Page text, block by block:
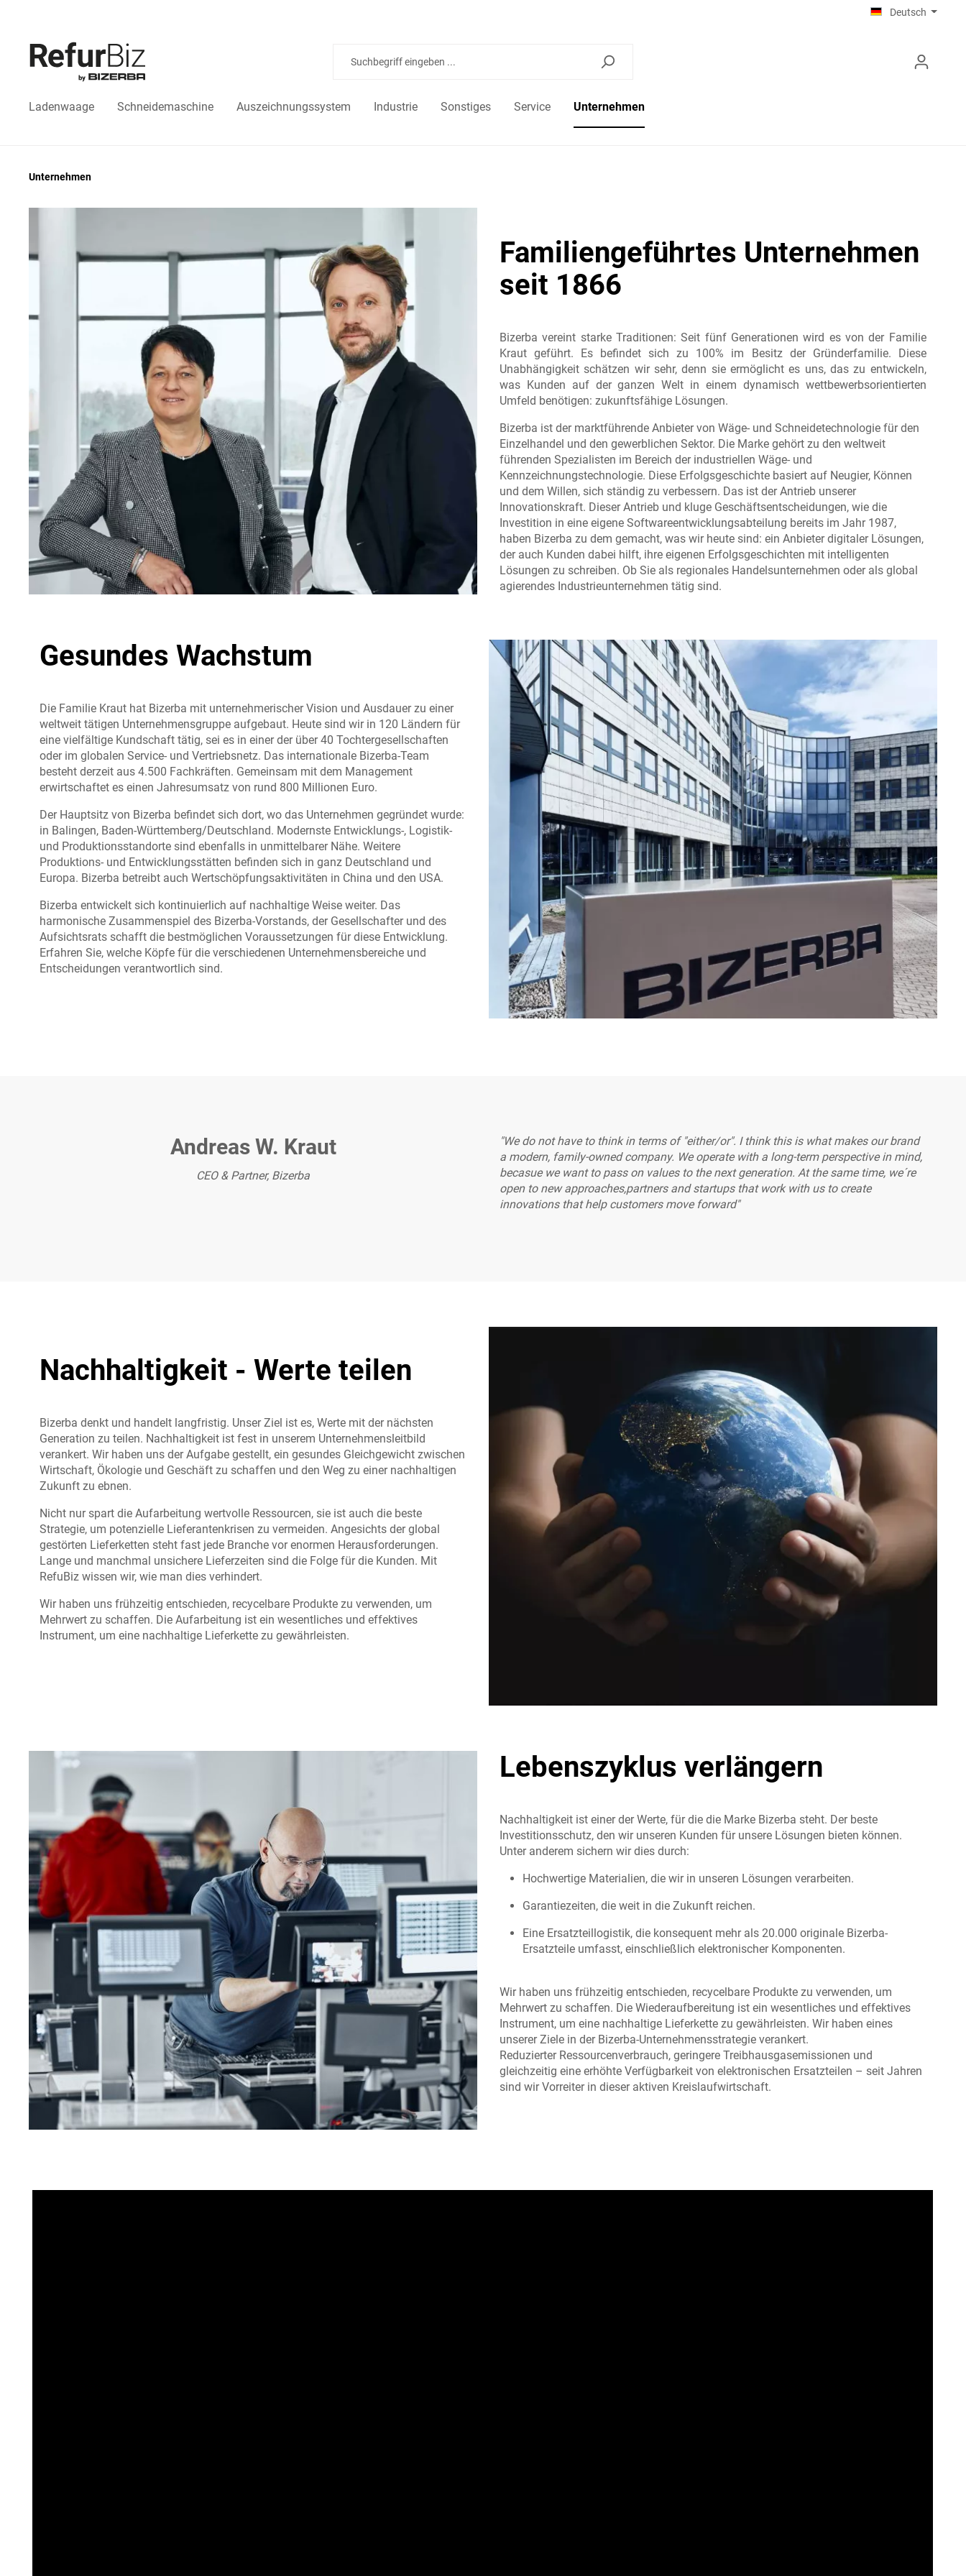
Deutsch
Ladenwaage Schneidemaschine Auszeichnungssystem Industrie Sonstiges Service Unternehmen
Unternehmen
Familiengeführtes Unternehmen
seit 1866
Bizerba vereint starke Traditionen: Seit fünf Generationen wird es von der Familie
Kraut geführt. Es befindet sich zu 100% im Besitz der Gründerfamilie. Diese
Unabhängigkeit schätzen wir sehr, denn sie ermöglicht es uns, das zu entwickeln,
was Kunden auf der ganzen Welt in einem dynamisch wettbewerbsorientierten
Umfeld benötigen: zukunftsfähige Lösungen.
Bizerba ist der marktführende Anbieter von Wäge- und Schneidetechnologie für den
Einzelhandel und den gewerblichen Sektor. Die Marke gehört zu den weltweit
führenden Spezialisten im Bereich der industriellen Wäge- und
Kennzeichnungstechnologie. Diese Erfolgsgeschichte basiert auf Neugier, Können
und dem Willen, sich ständig zu verbessern. Das ist der Antrieb unserer
Innovationskraft. Dieser Antrieb und kluge Geschäftsentscheidungen, wie die
Investition in eine eigene Softwareentwicklungsabteilung bereits im Jahr 1987,
haben Bizerba zu dem gemacht, was wir heute sind: ein Anbieter digitaler Lösungen,
der auch Kunden dabei hilft, ihre eigenen Erfolgsgeschichten mit intelligenten
Lösungen zu schreiben. Ob Sie als regionales Handelsunternehmen oder als global
agierendes Industrieunternehmen tätig sind.
Gesundes Wachstum
Die Familie Kraut hat Bizerba mit unternehmerischer Vision und Ausdauer zu einer
weltweit tätigen Unternehmensgruppe aufgebaut. Heute sind wir in 120 Ländern für
eine vielfältige Kundschaft tätig, sei es in einer der über 40 Tochtergesellschaften
oder im globalen Service- und Vertriebsnetz. Das internationale Bizerba-Team
besteht derzeit aus 4.500 Fachkräften. Gemeinsam mit dem Management
erwirtschaftet es einen Jahresumsatz von rund 800 Millionen Euro.
Der Hauptsitz von Bizerba befindet sich dort, wo das Unternehmen gegründet wurde:
in Balingen, Baden-Württemberg/Deutschland. Modernste Entwicklungs-, Logistik-
und Produktionsstandorte sind ebenfalls in unmittelbarer Nähe. Weitere
Produktions- und Entwicklungsstätten befinden sich in ganz Deutschland und
Europa. Bizerba betreibt auch Wertschöpfungsaktivitäten in China und den USA.
Bizerba entwickelt sich kontinuierlich auf nachhaltige Weise weiter. Das
harmonische Zusammenspiel des Bizerba-Vorstands, der Gesellschafter und des
Aufsichtsrats schafft die bestmöglichen Voraussetzungen für diese Entwicklung.
Erfahren Sie, welche Köpfe für die verschiedenen Unternehmensbereiche und
Entscheidungen verantwortlich sind.
Andreas W. Kraut
CEO & Partner, Bizerba
"We do not have to think in terms of "either/or". I think this is what makes our brand
a modern, family-owned company. We operate with a long-term perspective in mind,
becasue we want to pass on values to the next generation. At the same time, we´re
open to new approaches,partners and startups that work with us to create
innovations that help customers move forward"
Nachhaltigkeit - Werte teilen
Bizerba denkt und handelt langfristig. Unser Ziel ist es, Werte mit der nächsten
Generation zu teilen. Nachhaltigkeit ist fest in unserem Unternehmensleitbild
verankert. Wir haben uns der Aufgabe gestellt, ein gesundes Gleichgewicht zwischen
Wirtschaft, Ökologie und Geschäft zu schaffen und den Weg zu einer nachhaltigen
Zukunft zu ebnen.
Nicht nur spart die Aufarbeitung wertvolle Ressourcen, sie ist auch die beste
Strategie, um potenzielle Lieferantenkrisen zu vermeiden. Angesichts der global
gestörten Lieferketten steht fast jede Branche vor enormen Herausforderungen.
Lange und manchmal unsichere Lieferzeiten sind die Folge für die Kunden. Mit
RefuBiz wissen wir, wie man dies verhindert.
Wir haben uns frühzeitig entschieden, recycelbare Produkte zu verwenden, um
Mehrwert zu schaffen. Die Aufarbeitung ist ein wesentliches und effektives
Instrument, um eine nachhaltige Lieferkette zu gewährleisten.
Lebenszyklus verlängern
Nachhaltigkeit ist einer der Werte, für die die Marke Bizerba steht. Der beste
Investitionsschutz, den wir unseren Kunden für unsere Lösungen bieten können.
Unter anderem sichern wir dies durch:
Hochwertige Materialien, die wir in unseren Lösungen verarbeiten.
Garantiezeiten, die weit in die Zukunft reichen.
Eine Ersatzteillogistik, die konsequent mehr als 20.000 originale Bizerba-
Ersatzteile umfasst, einschließlich elektronischer Komponenten.
Wir haben uns frühzeitig entschieden, recycelbare Produkte zu verwenden, um
Mehrwert zu schaffen. Die Wiederaufbereitung ist ein wesentliches und effektives
Instrument, um eine nachhaltige Lieferkette zu gewährleisten. Wir haben eines
unserer Ziele in der Bizerba-Unternehmensstrategie verankert.
Reduzierter Ressourcenverbrauch, geringere Treibhausgasemissionen und
gleichzeitig eine erhöhte Verfügbarkeit von elektronischen Ersatzteilen – seit Jahren
sind wir Vorreiter in dieser aktiven Kreislaufwirtschaft.